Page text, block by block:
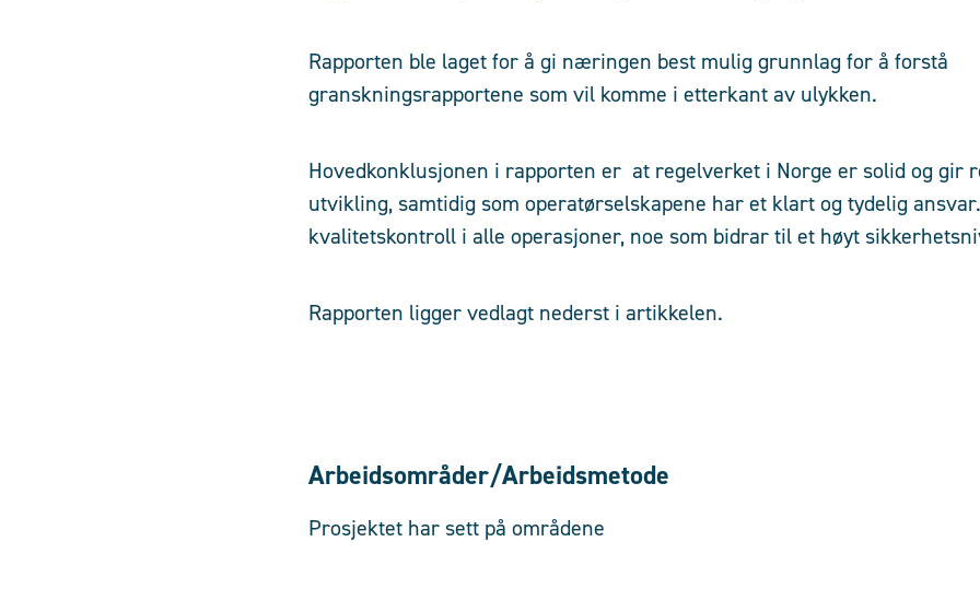
Rapporten ble laget for å gi næringen best mulig grunnlag for å forstå
granskningsrapportene som vil komme i etterkant av ulykken.
Hovedkonklusjonen i rapporten er at regelverket i Norge er solid og gir
utvikling, samtidig som operatørselskapene har et klart og tydelig
kvalitetskontroll i alle operasjoner, noe som bidrar til et høyt
Rapporten ligger vedlagt nederst i artikkelen.
Arbeidsområder/Arbeidsmetode
Prosjektet har sett på områdene